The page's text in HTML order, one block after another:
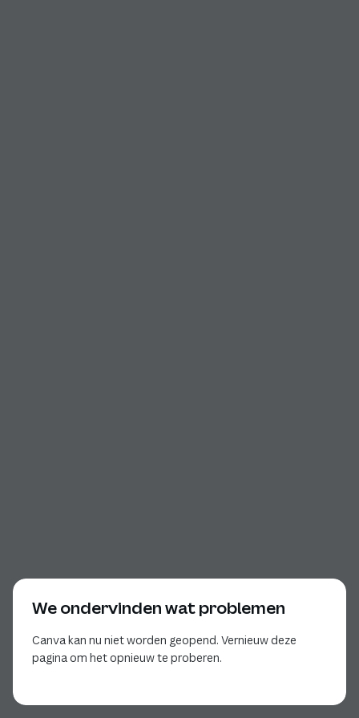
We ondervinden wat problemen
Canva kan nu niet worden geopend. Vernieuw deze
pagina om het opnieuw te proberen.